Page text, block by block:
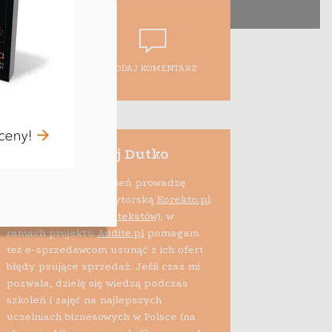
DODAJ KOMENTARZ
Maciej Dutko
Na co dzień prowadzę
firmę edytorską Korekto.pl
(korekta tekstów), w
ramach projektu Audite.plpomagam
też e-sprzedawcom usunąć z ich ofert
błędy psujące sprzedaż. Jeśli czas mi
pozwala, dzielę się wiedzą podczas
szkoleń i zajęć na najlepszych
uczelniach biznesowych w Polsce (na